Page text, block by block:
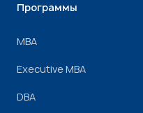
Программы
МВА
Executive MBA
DBA